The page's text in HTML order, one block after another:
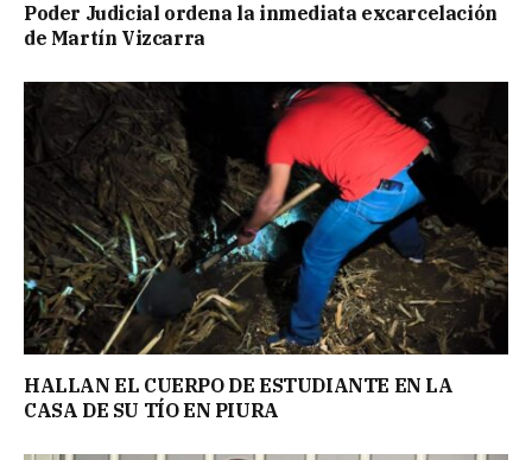
Poder Judicial ordena la inmediata excarcelación
de Martín Vizcarra
HALLAN EL CUERPO DE ESTUDIANTE EN LA
CASA DE SU TÍO EN PIURA